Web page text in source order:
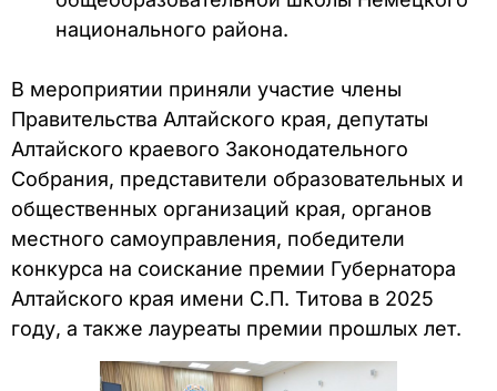
национального района.
В мероприятии приняли участие члены
Правительства Алтайского края, депутаты
Алтайского краевого Законодательного
Собрания, представители образовательных и
общественных организаций края, органов
местного самоуправления, победители
конкурса на соискание премии Губернатора
Алтайского края имени С.П. Титова в 2025
году, а также лауреаты премии прошлых лет.